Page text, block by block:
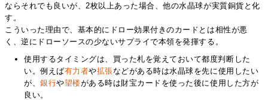
ならそれでも良いが、2枚以上あった場合、他の水晶球が実質銅貨と化
す。
こういった理由で、基本的にドロー効果付きのカードとは相性が悪
く、逆にドローソースの少ないサプライで本領を発揮する。
使用するタイミングは、買った札を覚えておいて都度判断した
い。例えば有力者や拡張などがある時は水晶球を先に使用したい
が、銀行や望楼がある時は財宝カードを使った後に使用した方が
良い。